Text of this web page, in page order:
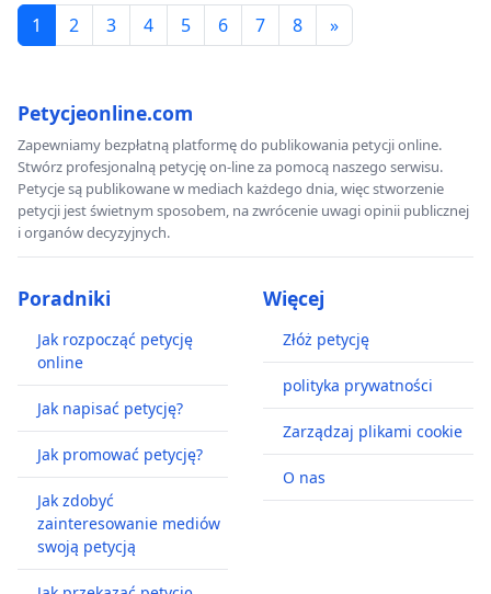
1 2 3 4 5 6 7 8 »
Petycjeonline.com
Zapewniamy bezpłatną platformę do publikowania petycji online.
Stwórz profesjonalną petycję on-line za pomocą naszego serwisu.
Petycje są publikowane w mediach każdego dnia, więc stworzenie
petycji jest świetnym sposobem, na zwrócenie uwagi opinii publicznej
i organów decyzyjnych.
Poradniki
Jak rozpocząć petycję
online
Jak napisać petycję?
Jak promować petycję?
Jak zdobyć
zainteresowanie mediów
swoją petycją
Więcej
Złóż petycję
polityka prywatności
Zarządzaj plikami cookie
O nas